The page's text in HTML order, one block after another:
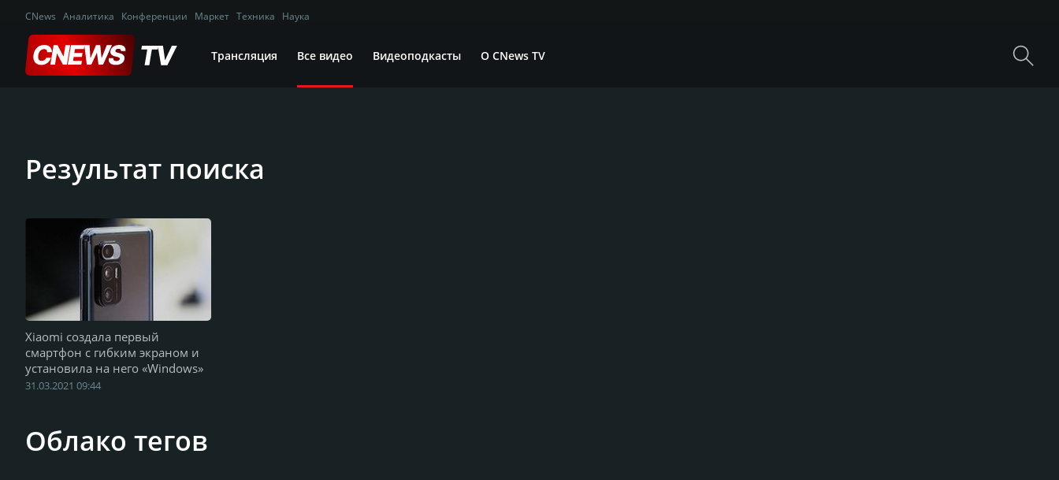
CNews Аналитика Конференции Маркет Техника Наука
Трансляция Все видео Видеоподкасты О CNews TV
Результат поиска
Xiaomi создала первый
смартфон с гибким экраном и
установила на него «Windows»
31.03.2021 09:44
Облако тегов